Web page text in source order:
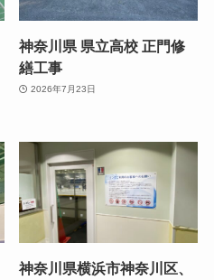
神奈川県 県立高校 正門修
繕工事
2026年7月23日
神奈川県横浜市神奈川区、